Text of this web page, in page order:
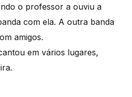
o professor a ouviu a
com ela. A outra banda
amigos.
em vários lugares,